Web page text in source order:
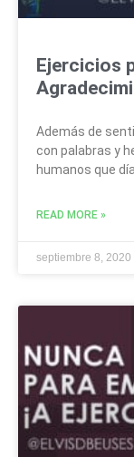
Ejercicios
Además de
con palabras y
humanos que
READ MORE »
septiembre 8, 2020